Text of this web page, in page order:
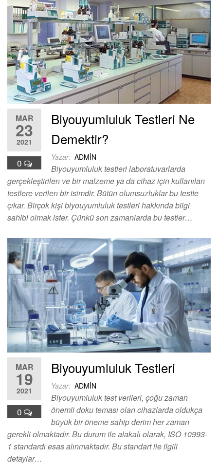
MAR
23
2021
0
Biyouyumluluk Testleri Ne
Demektir?
Yazar: ADMIN
Biyouyumluluk testleri laboratuvarlarda
gerçekleştirilen ve bir malzeme ya da cihaz için kullanılan
testlere verilen bir isimdir. Bütün olumsuzluklar bu testte
çıkar. Birçok kişi biyouyumluluk testleri hakkında bilgi
sahibi olmak ister. Çünkü son zamanlarda bu testler…
MAR
19
2021
0
Biyouyumluluk Testleri
Yazar: ADMIN
Biyouyumluluk test verileri, çoğu zaman
önemli doku teması olan cihazlarda oldukça
büyük bir öneme sahip derim her zaman
gerekli olmaktadır. Bu durum ile alakalı olarak, ISO 10993-
1 standardı esas alınmaktadır. Bu standart ile ilgili
detaylar…